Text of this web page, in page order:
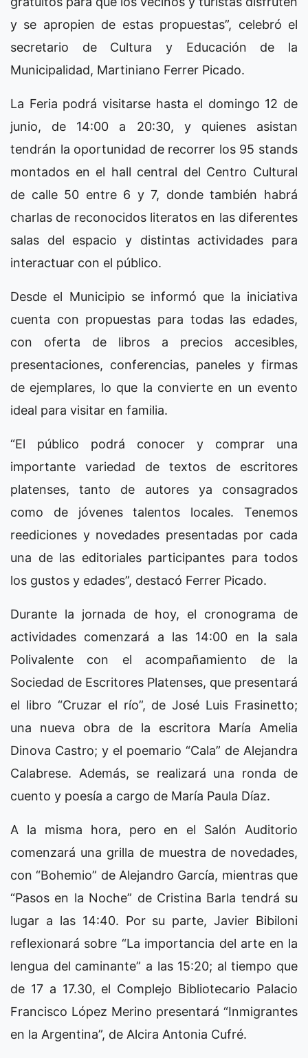
y se apropien de estas propuestas”, celebró el
secretario de Cultura y Educación de la
Municipalidad, Martiniano Ferrer Picado.
La Feria podrá visitarse hasta el domingo 12 de
junio, de 14:00 a 20:30, y quienes asistan
tendrán la oportunidad de recorrer los 95 stands
montados en el hall central del Centro Cultural
de calle 50 entre 6 y 7, donde también habrá
charlas de reconocidos literatos en las diferentes
salas del espacio y distintas actividades para
interactuar con el público.
Desde el Municipio se informó que la iniciativa
cuenta con propuestas para todas las edades,
con oferta de libros a precios accesibles,
presentaciones, conferencias, paneles y firmas
de ejemplares, lo que la convierte en un evento
ideal para visitar en familia.
“El público podrá conocer y comprar una
importante variedad de textos de escritores
platenses, tanto de autores ya consagrados
como de jóvenes talentos locales. Tenemos
reediciones y novedades presentadas por cada
una de las editoriales participantes para todos
los gustos y edades”, destacó Ferrer Picado.
Durante la jornada de hoy, el cronograma de
actividades comenzará a las 14:00 en la sala
Polivalente con el acompañamiento de la
Sociedad de Escritores Platenses, que presentará
el libro “Cruzar el río”, de José Luis Frasinetto;
una nueva obra de la escritora María Amelia
Dinova Castro; y el poemario “Cala” de Alejandra
Calabrese. Además, se realizará una ronda de
cuento y poesía a cargo de María Paula Díaz.
A la misma hora, pero en el Salón Auditorio
comenzará una grilla de muestra de novedades,
con “Bohemio” de Alejandro García, mientras que
“Pasos en la Noche” de Cristina Barla tendrá su
lugar a las 14:40. Por su parte, Javier Bibiloni
reflexionará sobre “La importancia del arte en la
lengua del caminante” a las 15:20; al tiempo que
de 17 a 17.30, el Complejo Bibliotecario Palacio
Francisco López Merino presentará “Inmigrantes
en la Argentina”, de Alcira Antonia Cufré.